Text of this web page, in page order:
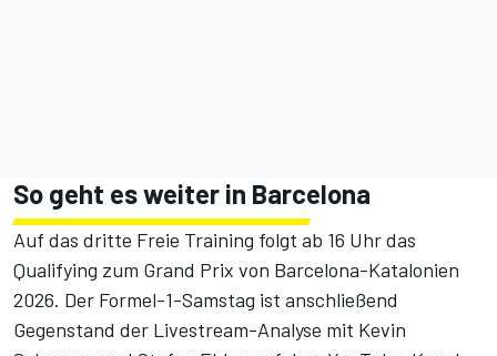
So geht es weiter in Barcelona
Auf das dritte Freie Training folgt ab 16 Uhr das
Qualifying zum Grand Prix von Barcelona-Katalonien
2026. Der Formel-1-Samstag ist anschließend
Gegenstand der Livestream-Analyse mit Kevin